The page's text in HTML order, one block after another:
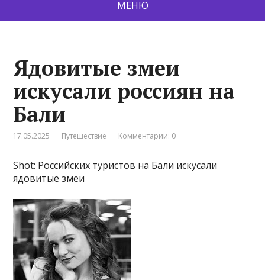
МЕНЮ
Ядовитые змеи
искусали россиян на
Бали
17.05.2025 Путешествие Комментарии: 0
Shot: Российских туристов на Бали искусали
ядовитые змеи